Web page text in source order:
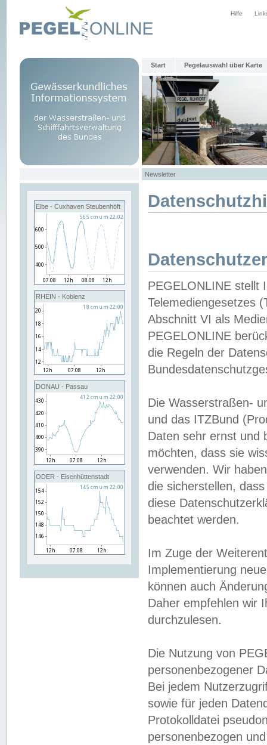
Hilfe
Start Pegelauswahl über Karte
Newsletter
Elbe - Cuxhaven Steubenhöft
RHEIN - Koblenz
DONAU - Passau
ODER - Eisenhüttenstadt
PEGELONLINE stellt
Telemediengesetzes
Abschnitt VI als
PEGELONLINE
die Regeln der
Die Wasserstraßen-
und das ITZBund
Daten sehr ernst und
möchten, dass sie
verwenden. Wir
die sicherstellen,
diese
beachtet werden.
Im Zuge der
Implementierung
können auch
Daher empfehlen wir
durchzulesen.
Die Nutzung von
personenbezogener
Bei jedem
sowie für jeden
Protokolldatei
personenbezogen